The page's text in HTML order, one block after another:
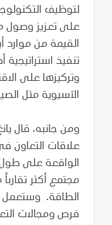
لتوظيف
على تعزيز وصول
القيمة من موارد
وتركيزها على
الآسيوية مثل
ومن جانبه، قال
علاقات التعاون
الواقعة على طول
مجتمع أكثر
الطاقة. وستعمل
فرص ومجالات